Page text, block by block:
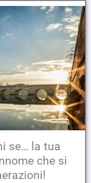
se… la tua
che si